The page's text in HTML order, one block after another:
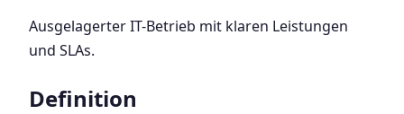
Ausgelagerter IT-Betrieb mit klaren Leistungen
und SLAs.
Definition